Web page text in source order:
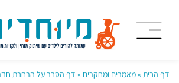
דף הבית »מאמרים ומחקרים » דף הסבר על הרחבת